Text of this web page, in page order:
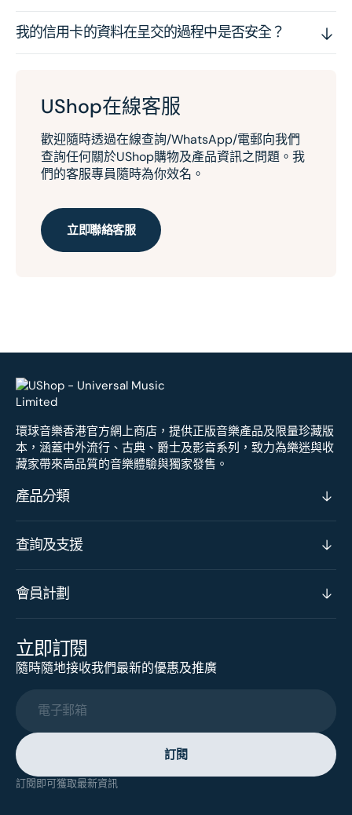
我的信用卡的資料在呈交的過程中是否安全？
UShop在線客服
歡迎隨時透過在線查詢/WhatsApp/電郵向我們
查詢任何關於UShop購物及產品資訊之問題。我
們的客服專員隨時為你效名。
立即聯絡客服
環球音樂香港官方網上商店，提供正版音樂產品及限量珍藏版
本，涵蓋中外流行、古典、爵士及影音系列，致力為樂迷與收
藏家帶來高品質的音樂體驗與獨家發售。
產品分類
查詢及支援
會員計劃
立即訂閱
隨時隨地接收我們最新的優惠及推廣
電子郵箱
訂閱
訂閱即可獲取最新資訊